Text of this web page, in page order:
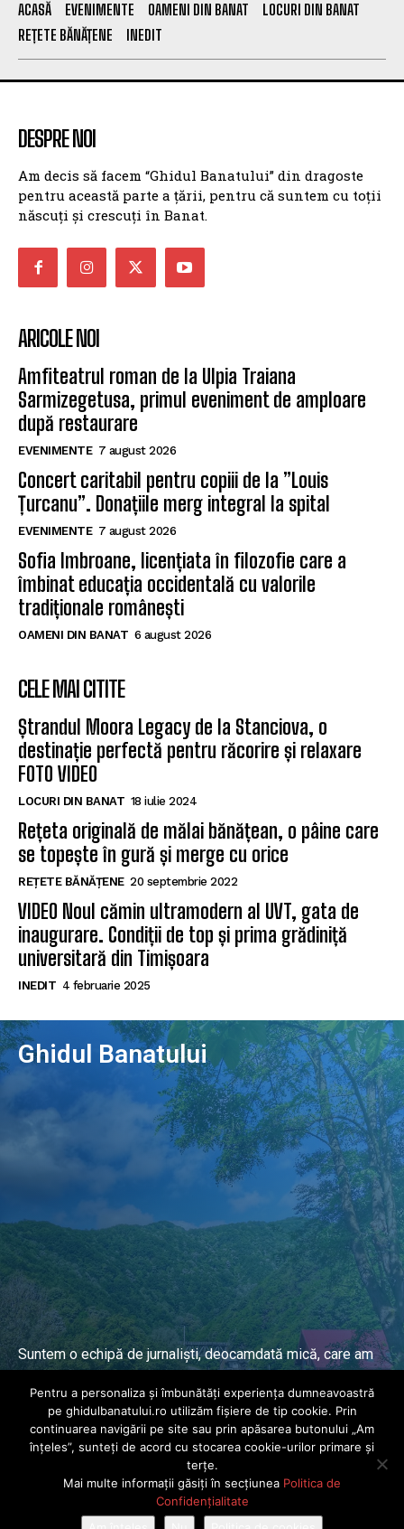
ACASĂ EVENIMENTE OAMENI DIN BANAT
LOCURI DIN BANAT
REȚETE BĂNĂȚENE
INEDIT
DESPRE NOI
Am decis să facem “Ghidul Banatului” din dragoste
pentru această parte a țării, pentru că suntem cu toții
născuți și crescuți în Banat.
ARICOLE NOI
Amfiteatrul roman de la Ulpia Traiana
Sarmizegetusa, primul eveniment de amploare
după restaurare
EVENIMENTE 7 august 2026
Concert caritabil pentru copiii de la ”Louis
Țurcanu”. Donațiile merg integral la spital
EVENIMENTE 7 august 2026
Sofia Imbroane, licențiata în filozofie care a
îmbinat educația occidentală cu valorile
tradiționale românești
OAMENI DIN BANAT 6 august 2026
CELE MAI CITITE
Ștrandul Moora Legacy de la Stanciova, o
destinație perfectă pentru răcorire și relaxare
FOTO VIDEO
LOCURI DIN BANAT 18 iulie 2024
Rețeta originală de mălai bănățean, o pâine care
se topește în gură și merge cu orice
REȚETE BĂNĂȚENE 20 septembrie 2022
VIDEO Noul cămin ultramodern al UVT, gata de
inaugurare. Condiții de top și prima grădiniță
universitară din Timișoara
INEDIT 4 februarie 2025
Ghidul Banatului
Suntem o echipă de jurnaliști, deocamdată mică, care am
ani.
© Ghidul Banatului 2025. Toate drepturile rezervate · Dezvoltat de
Power Media FX
Pentru a personaliza și îmbunătăți experiența dumneavoastră
pe ghidulbanatului.ro utilizăm fișiere de tip cookie. Prin
continuarea navigării pe site sau prin apăsarea butonului „Am
înțeles”, sunteți de acord cu stocarea cookie-urilor primare și
terțe.
Mai multe informații găsiți în secțiunea Politica de
Confidențialitate